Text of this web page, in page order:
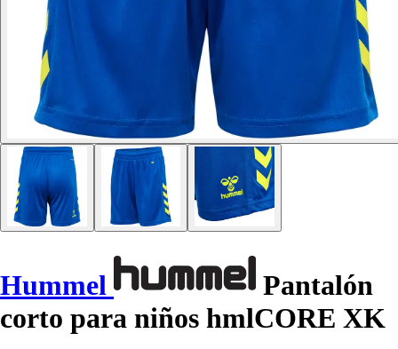
Hummel
Pantalón
corto para niños hmlCORE XK